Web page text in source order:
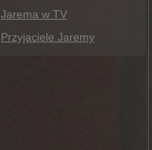
Jarema w TV
Przyjaciele Jaremy